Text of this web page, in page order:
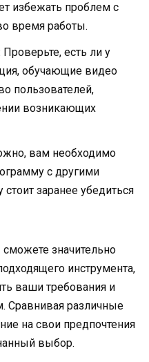
избежать проблем с
время работы.
Проверьте, есть ли у
обучающие видео
пользователей,
возникающих
вам необходимо
с другими
заранее убедиться
значительно
инструмента,
ваши требования и
Сравнивая различные
на свои предпочтения
выбор.